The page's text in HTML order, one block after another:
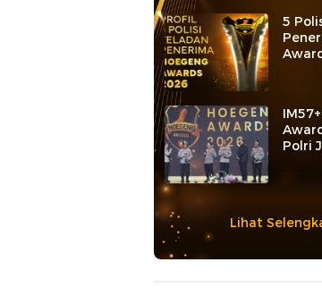
5
Polri
Lihat